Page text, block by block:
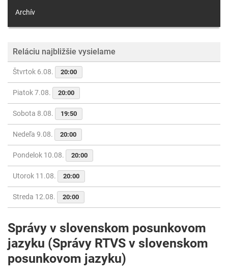
Archív
Reláciu najbližšie vysielame
Štvrtok 6.08. 20:00
Piatok 7.08. 20:00
Sobota 8.08. 19:50
Nedeľa 9.08. 20:00
Pondelok 10.08. 20:00
Utorok 11.08. 20:00
Streda 12.08. 20:00
Správy v slovenskom posunkovom
jazyku (Správy RTVS v slovenskom
posunkovom jazyku)